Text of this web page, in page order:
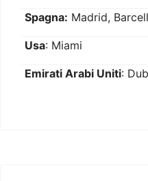
Spagna: Madrid,
Usa: Miami
Emirati Arabi Uniti: